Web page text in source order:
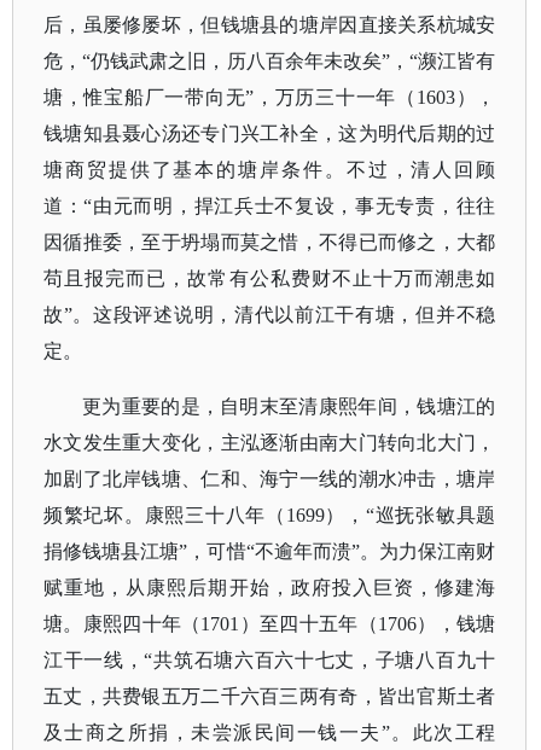
后，虽屡修屡坏，但钱塘县的塘岸因直接关系杭城安
危，“仍钱武肃之旧，历八百余年未改矣”，“濒江皆有
塘，惟宝船厂一带向无”，万历三十一年（1603），
钱塘知县聂心汤还专门兴工补全，这为明代后期的过
塘商贸提供了基本的塘岸条件。不过，清人回顾
道：“由元而明，捍江兵士不复设，事无专责，往往
因循推委，至于坍塌而莫之惜，不得已而修之，大都
苟且报完而已，故常有公私费财不止十万而潮患如
故”。这段评述说明，清代以前江干有塘，但并不稳
定。
更为重要的是，自明末至清康熙年间，钱塘江的
水文发生重大变化，主泓逐渐由南大门转向北大门，
加剧了北岸钱塘、仁和、海宁一线的潮水冲击，塘岸
频繁圮坏。康熙三十八年（ 1699），“巡抚张敏具题
捐修钱塘县江塘”，可惜“不逾年而溃”。为力保江南财
赋重地，从康熙后期开始，政府投入巨资，修建海
塘。康熙四十年（1701）至四十五年（1706），钱塘
江干一线，“共筑石塘六百六十七丈，子塘八百九十
五丈，共费银五万二千六百三两有奇，皆出官斯土者
及士商之所捐，未尝派民间一钱一夫”。此次工程